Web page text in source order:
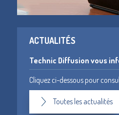
ACTUALITÉS
Technic Diffusion vous
Cliquez ci-dessous pour
Toutes les actualités